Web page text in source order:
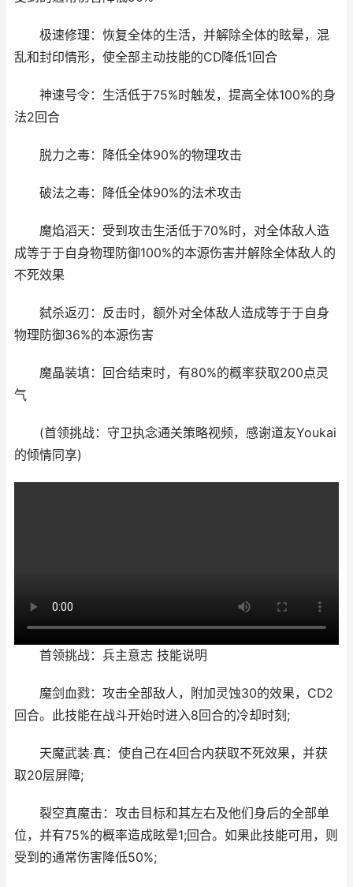
极速修理：恢复全体的生活，并解除全体的眩晕，混
乱和封印情形，使全部主动技能的CD降低1回合
神速号令：生活低于75%时触发，提高全体100%的身
法2回合
脱力之毒：降低全体90%的物理攻击
破法之毒：降低全体90%的法术攻击
魔焰滔天：受到攻击生活低于70%时，对全体敌人造
成等于于自身物理防御100%的本源伤害并解除全体敌人的
不死效果
弑杀返刃：反击时，额外对全体敌人造成等于于自身
物理防御36%的本源伤害
魔晶装填：回合结束时，有80%的概率获取200点灵
气
(首领挑战：守卫执念通关策略视频，感谢道友Youkai
的倾情同享)
首领挑战：兵主意志 技能说明
魔剑血戮：攻击全部敌人，附加灵蚀30的效果，CD2
回合。此技能在战斗开始时进入8回合的冷却时刻;
​天魔武装·真：使自己在4回合内获取不死效果，并获
取20层屏障;
​裂空真魔击：攻击目标和其左右及他们身后的全部单
位，并有75%的概率造成眩晕1;回合。如果此技能可用，则
受到的通常伤害降低50%;